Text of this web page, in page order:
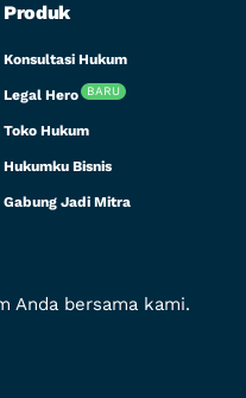
Produk
Konsultasi Hukum
Legal Hero BARU
Toko Hukum
Hukumku Bisnis
Gabung Jadi Mitra
Anda bersama kami.